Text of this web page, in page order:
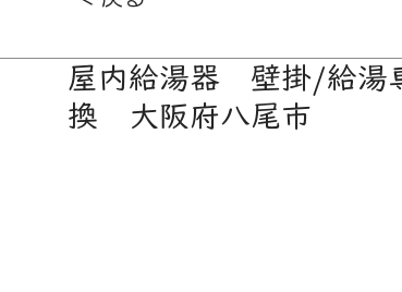
屋内給湯器 壁掛/給湯
換 大阪府八尾市